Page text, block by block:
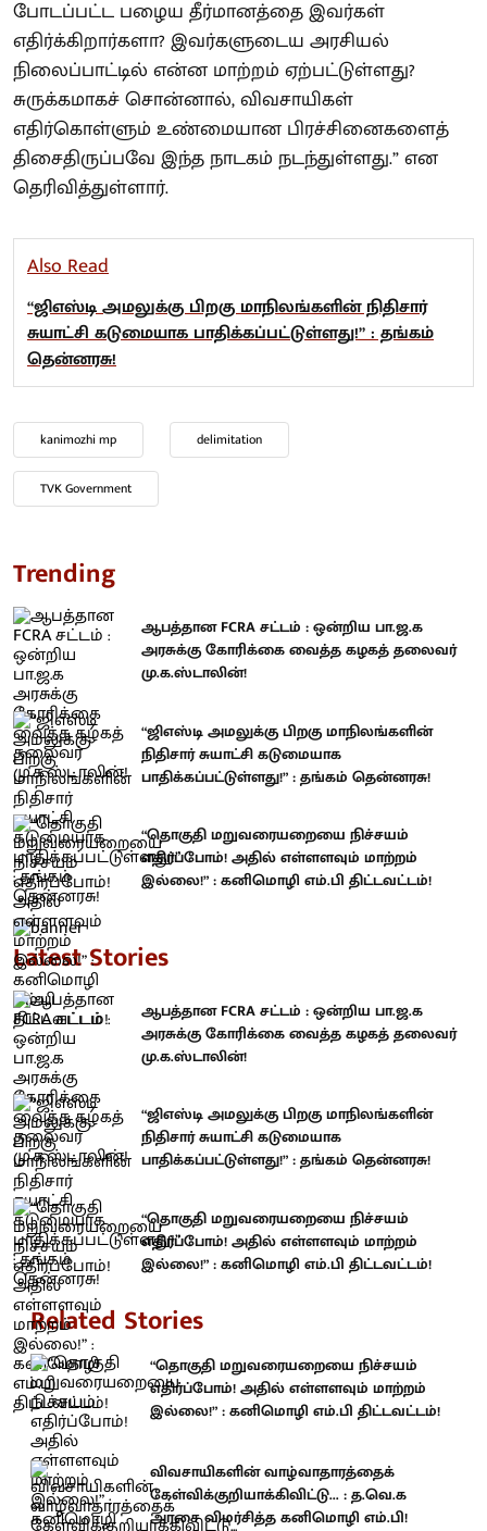
போடப்பட்ட பழைய தீர்மானத்தை இவர்கள்
எதிர்க்கிறார்களா? இவர்களுடைய அரசியல்
நிலைப்பாட்டில் என்ன மாற்றம் ஏற்பட்டுள்ளது?
சுருக்கமாகச் சொன்னால், விவசாயிகள்
எதிர்கொள்ளும் உண்மையான பிரச்சினைகளைத்
திசைதிருப்பவே இந்த நாடகம் நடந்துள்ளது.” என
தெரிவித்துள்ளார்.
Also Read
“ஜிஎஸ்டி அமலுக்கு பிறகு மாநிலங்களின் நிதிசார்
சுயாட்சி கடுமையாக பாதிக்கப்பட்டுள்ளது!” : தங்கம்
தென்னரசு!
kanimozhi mp delimitation
TVK Government
Trending
ஆபத்தான FCRA சட்டம் : ஒன்றிய பா.ஜ.க
அரசுக்கு கோரிக்கை வைத்த கழகத் தலைவர்
மு.க.ஸ்டாலின்!
“ஜிஎஸ்டி அமலுக்கு பிறகு மாநிலங்களின்
நிதிசார் சுயாட்சி கடுமையாக
பாதிக்கப்பட்டுள்ளது!” : தங்கம் தென்னரசு!
“தொகுதி மறுவரையறையை நிச்சயம்
எதிர்ப்போம்! அதில் எள்ளளவும் மாற்றம்
இல்லை!” : கனிமொழி எம்.பி திட்டவட்டம்!
Latest Stories
ஆபத்தான FCRA சட்டம் : ஒன்றிய பா.ஜ.க
அரசுக்கு கோரிக்கை வைத்த கழகத் தலைவர்
மு.க.ஸ்டாலின்!
“ஜிஎஸ்டி அமலுக்கு பிறகு மாநிலங்களின்
நிதிசார் சுயாட்சி கடுமையாக
பாதிக்கப்பட்டுள்ளது!” : தங்கம் தென்னரசு!
“தொகுதி மறுவரையறையை நிச்சயம்
எதிர்ப்போம்! அதில் எள்ளளவும் மாற்றம்
இல்லை!” : கனிமொழி எம்.பி திட்டவட்டம்!
Related Stories
“தொகுதி மறுவரையறையை நிச்சயம்
எதிர்ப்போம்! அதில் எள்ளளவும் மாற்றம்
இல்லை!” : கனிமொழி எம்.பி திட்டவட்டம்!
விவசாயிகளின் வாழ்வாதாரத்தைக்
கேள்விக்குறியாக்கிவிட்டு... : த.வெ.க
அரசை விமர்சித்த கனிமொழி எம்.பி!